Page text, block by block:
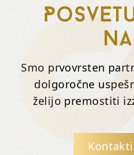
Smo prvovrsten
dolgoročne
želijo premostiti